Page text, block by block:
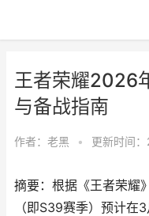
王者荣耀2026
与备战指南
作者： 老黑 • 更新时间
摘要：根据《王者荣耀
（即S39赛季）预计在